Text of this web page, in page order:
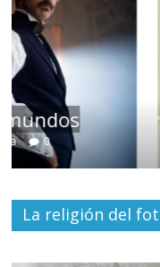
Las series-
13 marzo, 2026
La religión del